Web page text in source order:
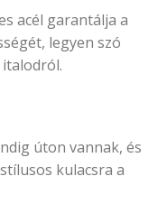
acél garantálja a
legyen szó
italodról.
úton vannak, és
kulacsra a